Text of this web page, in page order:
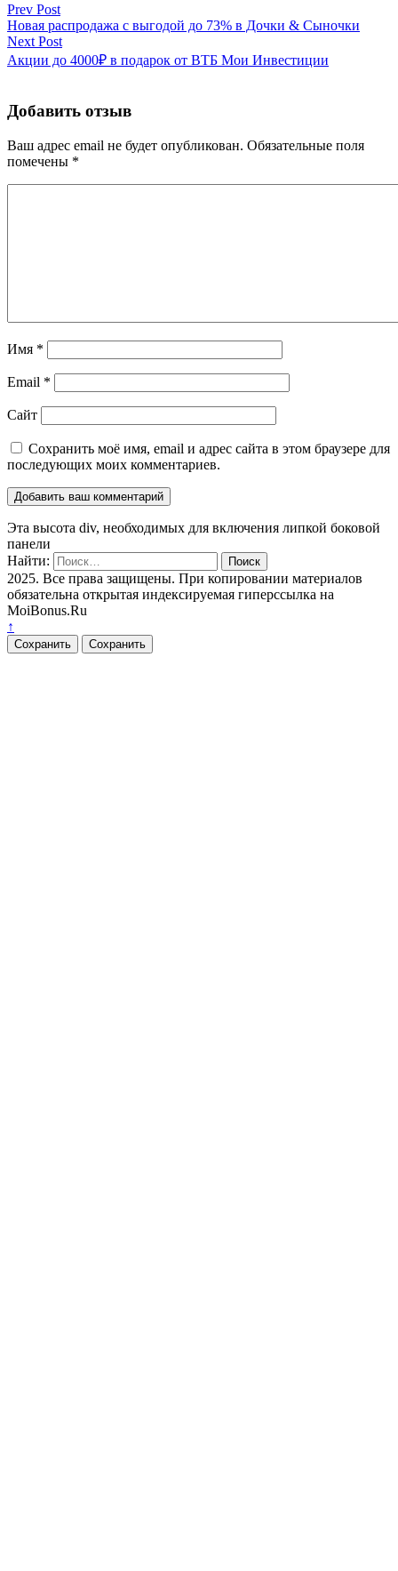
Prev Post
Новая распродажа с выгодой до 73% в Дочки & Сыночки
Next Post
Акции до 4000₽ в подарок от ВТБ Мои Инвестиции
Добавить отзыв
Ваш адрес email не будет опубликован. Обязательные поля
помечены *
Имя *
Email *
Сайт
Сохранить моё имя, email и адрес сайта в этом браузере для
последующих моих комментариев.
Эта высота div, необходимых для включения липкой боковой
панели
Найти:
2025. Все права защищены. При копировании материалов
обязательна открытая индексируемая гиперссылка на
MoiBonus.Ru
↑